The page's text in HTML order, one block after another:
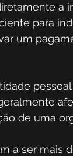
a
para
um
de uma
a ser mais